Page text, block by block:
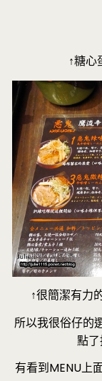
↑糖心
↑很簡潔有力
所以我很俗仔的
點
有看到MENU上